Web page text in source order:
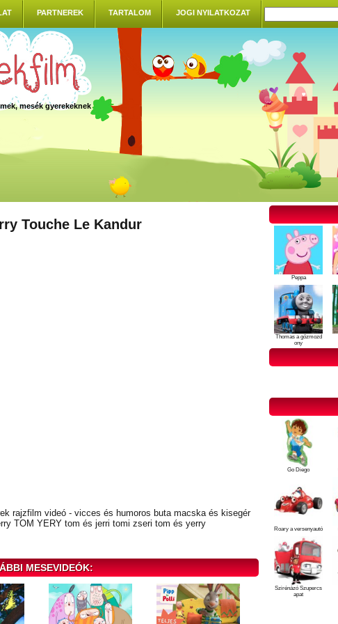
PARTNEREK TARTALOM JOGI NYILATKOZAT
mesék gyerekeknek
Touche Le Kandur
rajzfilm videó - vicces és humoros buta macska és kisegér
TOM YERY tom és jerri tomi zseri tom és yerry
MESEVIDEÓK:
Peppa
Thomas a gőzmozd
ony
Go Diego
Roary a versenyautó
Szirénázó Szupercs
apat